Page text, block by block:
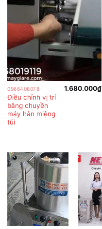
0966408078
Điều chỉnh vị trí
băng chuyền
máy hàn miệng
túi
1.680.000₫